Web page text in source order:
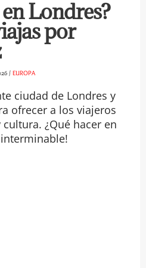
Londres?
por
/ EUROPA
ciudad de Londres y
ofrecer a los viajeros
¿Qué hacer en
interminable!